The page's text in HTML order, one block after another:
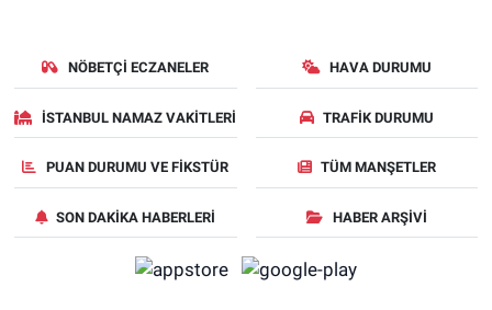
NÖBETÇI ECZANELER HAVA DURUMU
İSTANBUL NAMAZ VAKITLERI TRAFIK DURUMU
PUAN DURUMU VE FIKSTÜR TÜM MANŞETLER
SON DAKIKA HABERLERI HABER ARŞIVI